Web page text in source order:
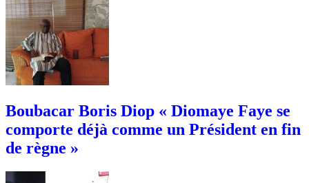
Boubacar Boris Diop « Diomaye Faye se
comporte déjà comme un Président en fin
de règne »